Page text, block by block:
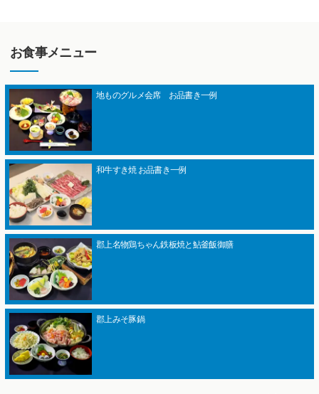
お食事メニュー
地ものグルメ会席 お品書き一例
和牛すき焼 お品書き一例
郡上名物鶏ちゃん鉄板焼と鮎釜飯御膳
郡上みそ豚鍋